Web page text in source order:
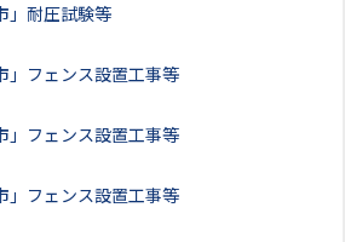
」耐圧試験等
」フェンス設置工事等
」フェンス設置工事等
」フェンス設置工事等